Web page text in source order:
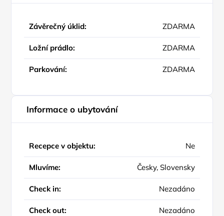
Závěrečný úklid: ZDARMA
Ložní prádlo: ZDARMA
Parkování: ZDARMA
Informace o ubytování
Recepce v objektu: Ne
Mluvíme: Česky, Slovensky
Check in: Nezadáno
Check out: Nezadáno